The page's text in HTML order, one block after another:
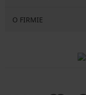
O FIRMIE